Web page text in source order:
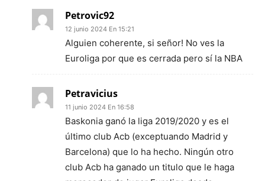
Petrovic92
12 junio 2024 En 15:21
Alguien coherente, si señor! No ves la
Euroliga por que es cerrada pero sí la NBA
Petravicius
11 junio 2024 En 16:58
Baskonia ganó la liga 2019/2020 y es el
último club Acb (exceptuando Madrid y
Barcelona) que lo ha hecho. Ningún otro
club Acb ha ganado un titulo que le haga